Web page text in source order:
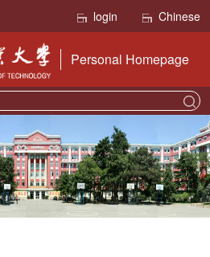
login Chinese
Personal Homepage